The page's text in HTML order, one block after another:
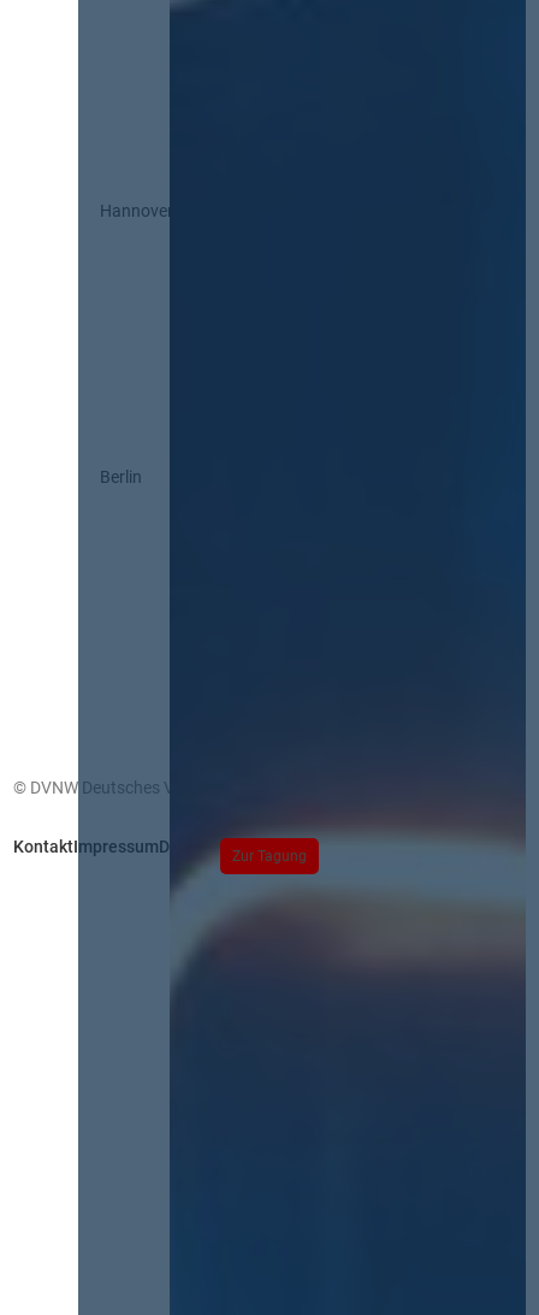
Zur Tagung
Hannover
Berlin
© DVNW Deutsches Vergabenetzwerk GmbH
KontaktImpressumDatenschutz